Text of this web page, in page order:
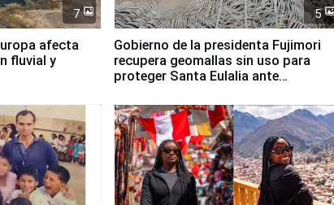
7
afecta
fluvial y
5
Gobierno de la presidenta Fujimori
recupera geomallas sin uso para
proteger Santa Eulalia ante